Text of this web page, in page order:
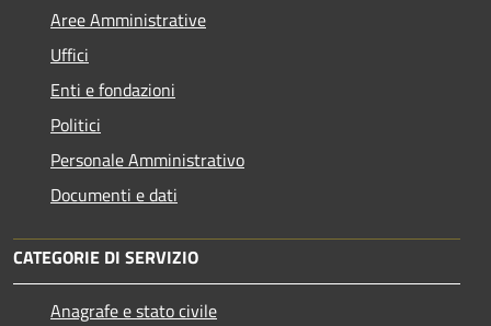
Aree Amministrative
Uffici
Enti e fondazioni
Politici
Personale Amministrativo
Documenti e dati
CATEGORIE DI SERVIZIO
Anagrafe e stato civile